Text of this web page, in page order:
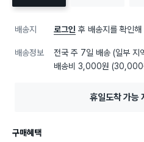
배송지 로그인 후 배송지를 확인해
배송정보 전국 주 7일 배송 (일부 지
배송비 3,000원 (30,000
휴일도착 가능
구매혜택